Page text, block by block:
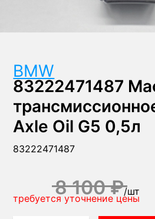
BMW
83222471487
Axle Oil G5 0,5л
83222471487
8 100 ₽/шт
требуется уточнение цены